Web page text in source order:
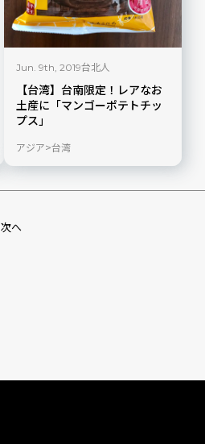
Jun. 9th, 2019台北人
【台湾】台南限定！レアなお
土産に「マンゴーポテトチッ
プス」
アジア 台湾
次へ